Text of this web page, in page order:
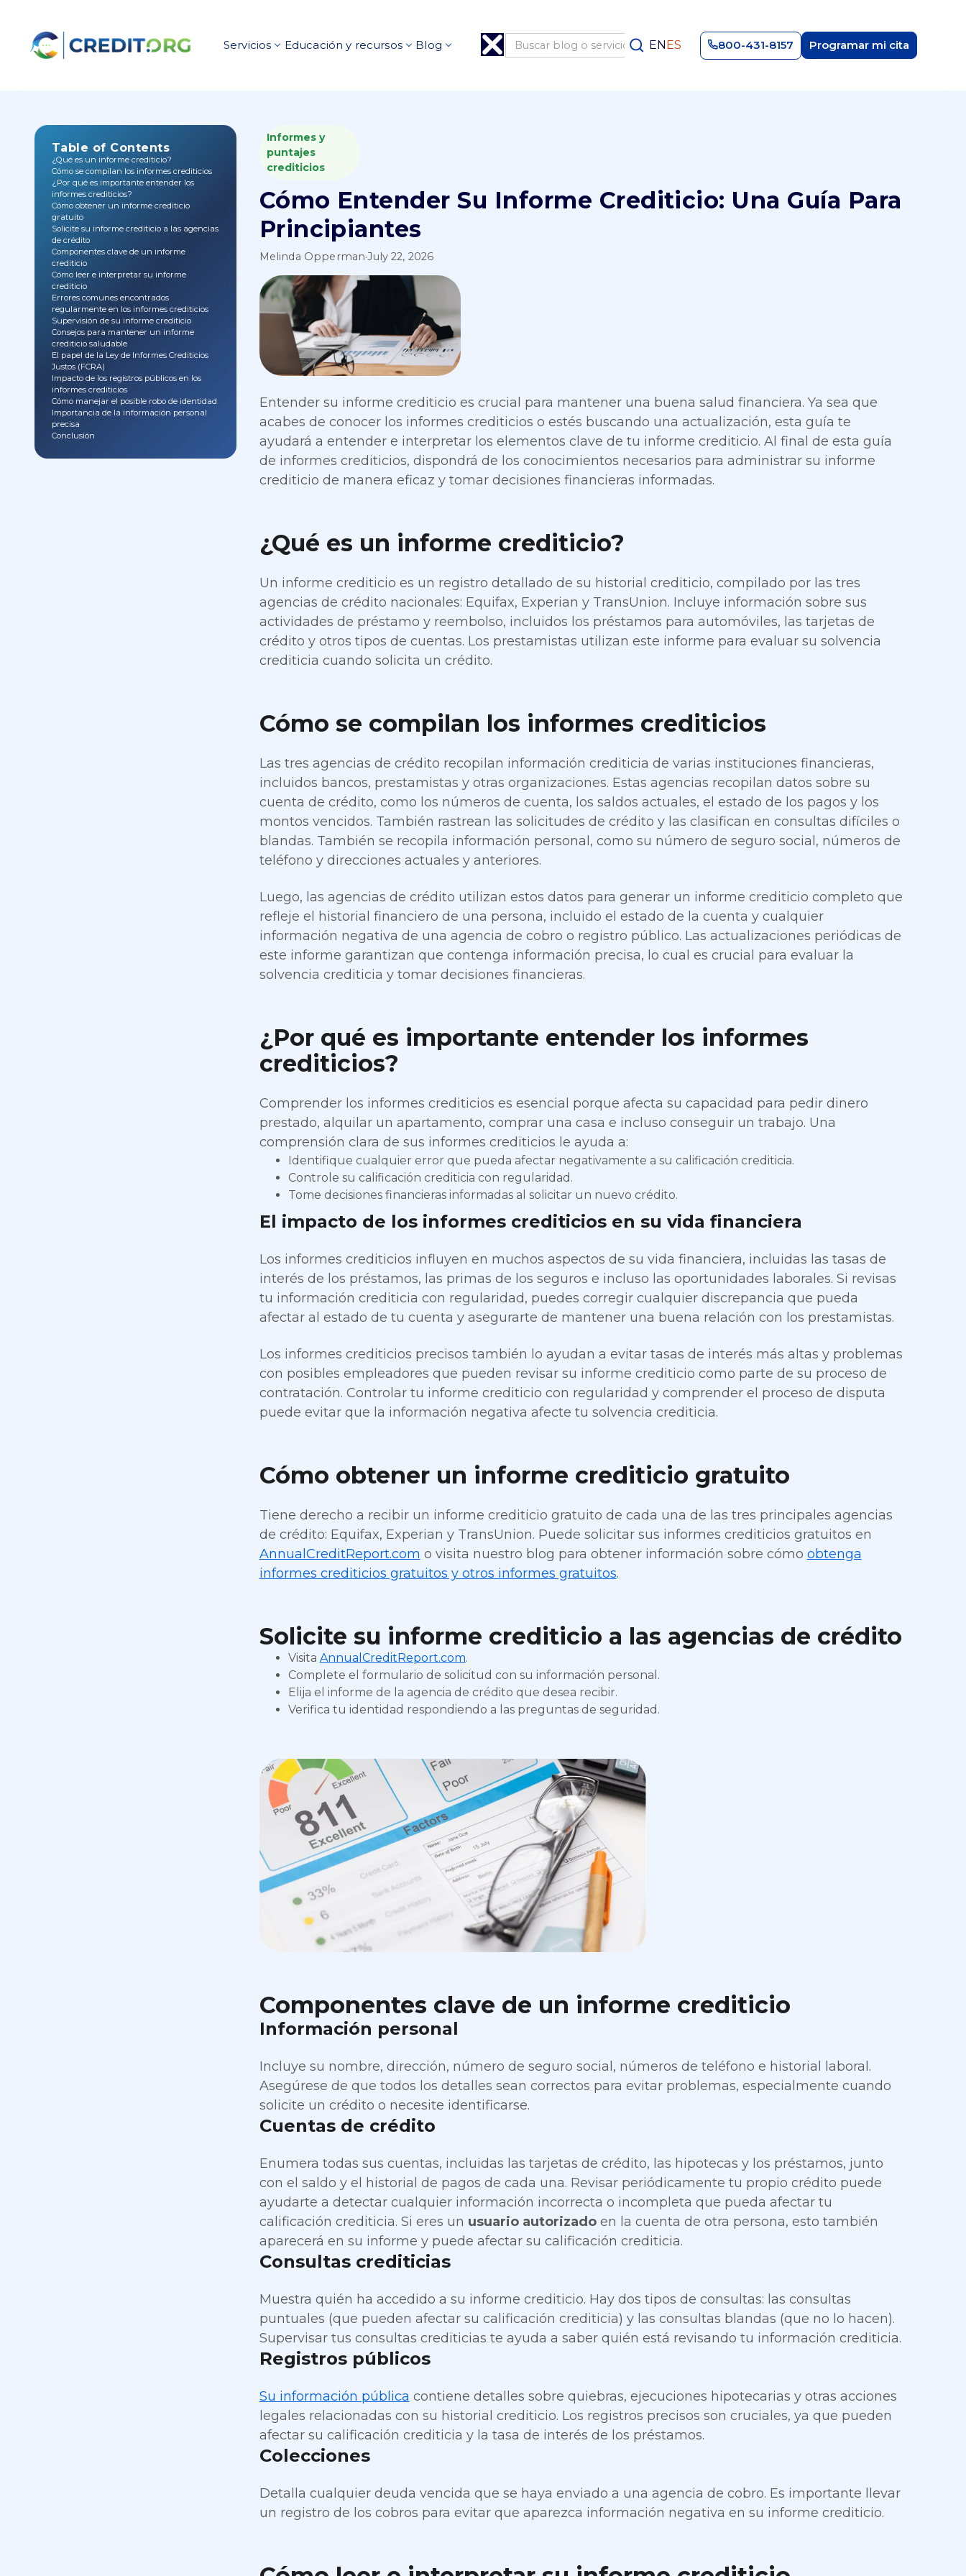
Servicios Educación y recursos Blog ENES 800-431-8157 Programar mi cita
Table of Contents
¿Qué es un informe crediticio?
Cómo se compilan los informes crediticios
¿Por qué es importante entender los
informes crediticios?
Cómo obtener un informe crediticio
gratuito
Solicite su informe crediticio a las agencias
de crédito
Componentes clave de un informe
crediticio
Cómo leer e interpretar su informe
crediticio
Errores comunes encontrados
regularmente en los informes crediticios
Supervisión de su informe crediticio
Consejos para mantener un informe
crediticio saludable
El papel de la Ley de Informes Crediticios
Justos (FCRA)
Impacto de los registros públicos en los
informes crediticios
Cómo manejar el posible robo de identidad
Importancia de la información personal
precisa
Conclusión
Informes y
puntajes
crediticios
Cómo Entender Su Informe Crediticio: Una Guía Para
Principiantes
Melinda Opperman·July 22, 2026
Entender su informe crediticio es crucial para mantener una buena salud financiera. Ya sea que
acabes de conocer los informes crediticios o estés buscando una actualización, esta guía te
ayudará a entender e interpretar los elementos clave de tu informe crediticio. Al final de esta guía
de informes crediticios, dispondrá de los conocimientos necesarios para administrar su informe
crediticio de manera eficaz y tomar decisiones financieras informadas.
¿Qué es un informe crediticio?
Un informe crediticio es un registro detallado de su historial crediticio, compilado por las tres
agencias de crédito nacionales: Equifax, Experian y TransUnion. Incluye información sobre sus
actividades de préstamo y reembolso, incluidos los préstamos para automóviles, las tarjetas de
crédito y otros tipos de cuentas. Los prestamistas utilizan este informe para evaluar su solvencia
crediticia cuando solicita un crédito.
Cómo se compilan los informes crediticios
Las tres agencias de crédito recopilan información crediticia de varias instituciones financieras,
incluidos bancos, prestamistas y otras organizaciones. Estas agencias recopilan datos sobre su
cuenta de crédito, como los números de cuenta, los saldos actuales, el estado de los pagos y los
montos vencidos. También rastrean las solicitudes de crédito y las clasifican en consultas difíciles o
blandas. También se recopila información personal, como su número de seguro social, números de
teléfono y direcciones actuales y anteriores.
Luego, las agencias de crédito utilizan estos datos para generar un informe crediticio completo que
refleje el historial financiero de una persona, incluido el estado de la cuenta y cualquier
información negativa de una agencia de cobro o registro público. Las actualizaciones periódicas de
este informe garantizan que contenga información precisa, lo cual es crucial para evaluar la
solvencia crediticia y tomar decisiones financieras.
¿Por qué es importante entender los informes
crediticios?
Comprender los informes crediticios es esencial porque afecta su capacidad para pedir dinero
prestado, alquilar un apartamento, comprar una casa e incluso conseguir un trabajo. Una
comprensión clara de sus informes crediticios le ayuda a:
Identifique cualquier error que pueda afectar negativamente a su calificación crediticia.
Controle su calificación crediticia con regularidad.
Tome decisiones financieras informadas al solicitar un nuevo crédito.
El impacto de los informes crediticios en su vida financiera
Los informes crediticios influyen en muchos aspectos de su vida financiera, incluidas las tasas de
interés de los préstamos, las primas de los seguros e incluso las oportunidades laborales. Si revisas
tu información crediticia con regularidad, puedes corregir cualquier discrepancia que pueda
afectar al estado de tu cuenta y asegurarte de mantener una buena relación con los prestamistas.
Los informes crediticios precisos también lo ayudan a evitar tasas de interés más altas y problemas
con posibles empleadores que pueden revisar su informe crediticio como parte de su proceso de
contratación. Controlar tu informe crediticio con regularidad y comprender el proceso de disputa
puede evitar que la información negativa afecte tu solvencia crediticia.
Cómo obtener un informe crediticio gratuito
Tiene derecho a recibir un informe crediticio gratuito de cada una de las tres principales agencias
de crédito: Equifax, Experian y TransUnion. Puede solicitar sus informes crediticios gratuitos en
AnnualCreditReport.com o visita nuestro blog para obtener información sobre cómo obtenga
informes crediticios gratuitos y otros informes gratuitos.
Solicite su informe crediticio a las agencias de crédito
Visita AnnualCreditReport.com.
Complete el formulario de solicitud con su información personal.
Elija el informe de la agencia de crédito que desea recibir.
Verifica tu identidad respondiendo a las preguntas de seguridad.
Componentes clave de un informe crediticio
Información personal
Incluye su nombre, dirección, número de seguro social, números de teléfono e historial laboral.
Asegúrese de que todos los detalles sean correctos para evitar problemas, especialmente cuando
solicite un crédito o necesite identificarse.
Cuentas de crédito
Enumera todas sus cuentas, incluidas las tarjetas de crédito, las hipotecas y los préstamos, junto
con el saldo y el historial de pagos de cada una. Revisar periódicamente tu propio crédito puede
ayudarte a detectar cualquier información incorrecta o incompleta que pueda afectar tu
calificación crediticia. Si eres un usuario autorizadoen la cuenta de otra persona, esto también
aparecerá en su informe y puede afectar su calificación crediticia.
Consultas crediticias
Muestra quién ha accedido a su informe crediticio. Hay dos tipos de consultas: las consultas
puntuales (que pueden afectar su calificación crediticia) y las consultas blandas (que no lo hacen).
Supervisar tus consultas crediticias te ayuda a saber quién está revisando tu información crediticia.
Registros públicos
Su información pública contiene detalles sobre quiebras, ejecuciones hipotecarias y otras acciones
legales relacionadas con su historial crediticio. Los registros precisos son cruciales, ya que pueden
afectar su calificación crediticia y la tasa de interés de los préstamos.
Colecciones
Detalla cualquier deuda vencida que se haya enviado a una agencia de cobro. Es importante llevar
un registro de los cobros para evitar que aparezca información negativa en su informe crediticio.